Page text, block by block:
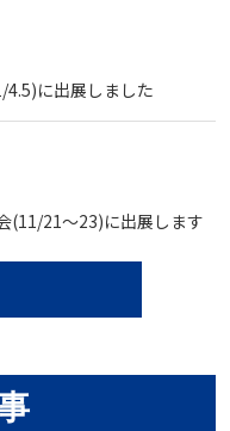
に出展しました
(11/21～23)に出展します